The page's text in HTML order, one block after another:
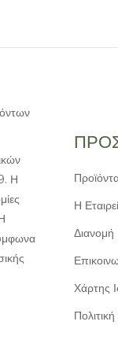
Η
Η
Διανομή
Χάρτης